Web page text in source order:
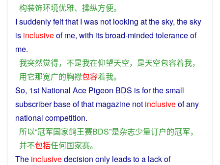
构装饰环境优雅、 操纵方便。
I suddenlyfeltthat I was not looking atthesky, the sky
is inclusiveof me, with itsbroad-minded toleranceof
me.
我突然觉得， 不是我在仰望天空， 是天空包容着我，
用它那宽广的胸襟包容着我。
So, 1st National Ace Pigeon BDS isfor thesmall
subscriberbase of that magazine not inclusiveofany
national competition.
所以“冠军国家鸽王赛BDS”是杂志少量订户的冠军，
并不包括任何国家赛。
The inclusivedecision only leadstoa lackof